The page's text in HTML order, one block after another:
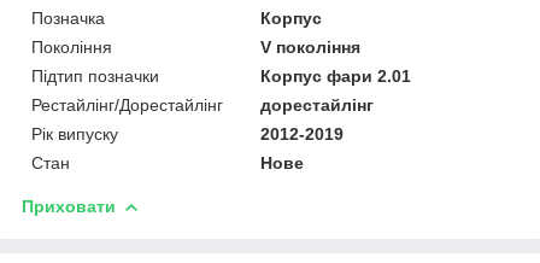
Позначка
Корпус
Покоління
V покоління
Підтип позначки
Корпус фари 2.01
Рестайлінг/Дорестайлінг
дорестайлінг
Рік випуску
2012-2019
Стан
Нове
Приховати